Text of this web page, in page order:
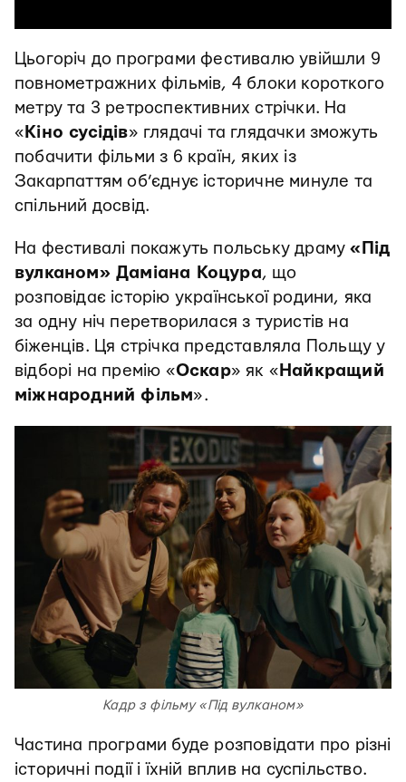
Цьогоріч до програми фестивалю увійшли 9
повнометражних фільмів, 4 блоки короткого
метру та 3 ретроспективних стрічки. На
« Кіно сусідів» глядачі та глядачки зможуть
побачити фільми з 6 країн, яких із
Закарпаттям об’єднує історичне минуле та
спільний досвід.
На фестивалі покажуть польську драму«Під
вулканом» Даміана Коцура, що
розповідає історію української родини, яка
за одну ніч перетворилася з туристів на
біженців. Ця стрічка представляла Польщу у
відборі на премію «Оскар» як « Найкращий
міжнародний фільм».
Кадр з фільму «Під вулканом»
Частина програми буде розповідати про різні
історичні події і їхній вплив на суспільство.